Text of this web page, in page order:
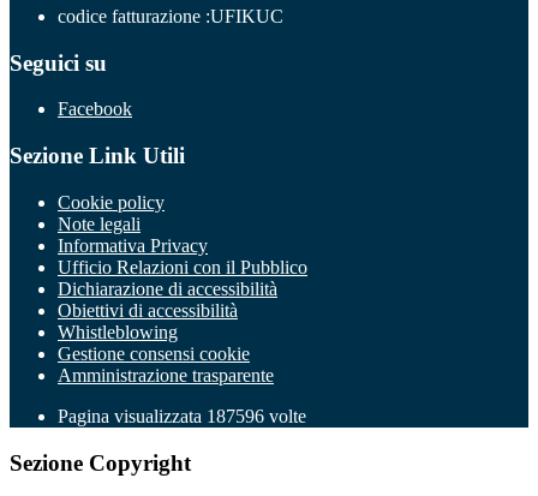
codice fatturazione :UFIKUC
Seguici su
Facebook
Sezione Link Utili
Cookie policy
Note legali
Informativa Privacy
Ufficio Relazioni con il Pubblico
Dichiarazione di accessibilità
Obiettivi di accessibilità
Whistleblowing
Gestione consensi cookie
Amministrazione trasparente
Pagina visualizzata 187596 volte
Sezione Copyright